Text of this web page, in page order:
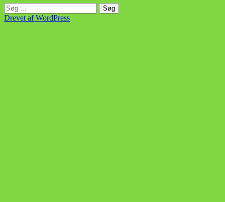
Søg
efter:
Drevet af WordPress